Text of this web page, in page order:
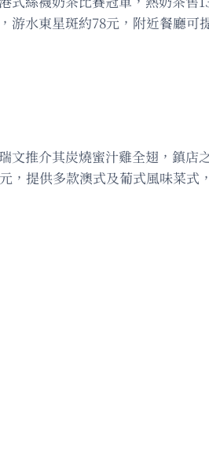
游水東星斑約78元，附近餐廳
文推介其炭燒蜜汁雞全翅，鎮
，提供多款澳式及葡式風味菜式